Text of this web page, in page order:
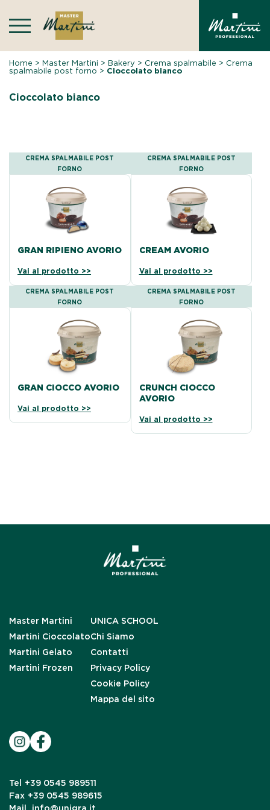
content
Home >Master Martini >Bakery > Crema spalmabile > Crema
spalmabile post forno > Cioccolato bianco
Cioccolato bianco
CREMA SPALMABILE POST
FORNO
GRAN RIPIENO AVORIO
Vai al prodotto >>
CREMA SPALMABILE POST
FORNO
CREAM AVORIO
Vai al prodotto >>
CREMA SPALMABILE POST
FORNO
GRAN CIOCCO AVORIO
Vai al prodotto >>
CREMA SPALMABILE POST
FORNO
CRUNCH CIOCCO
AVORIO
Vai al prodotto >>
Master Martini
Martini Cioccolato
Martini Gelato
Martini Frozen
UNICA SCHOOL
Chi Siamo
Contatti
Privacy Policy
Cookie Policy
Mappa del sito
Tel
+39 0545 989511
Fax +39 0545 989615